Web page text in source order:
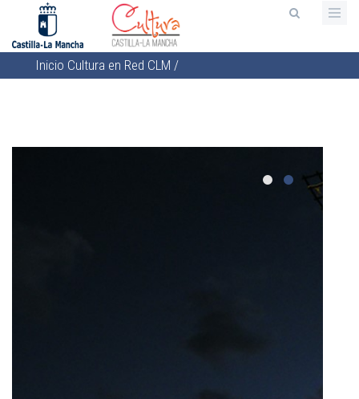
contenido
principal
Sobrescribir
ayuda
Inicio Cultura en Red CLM /